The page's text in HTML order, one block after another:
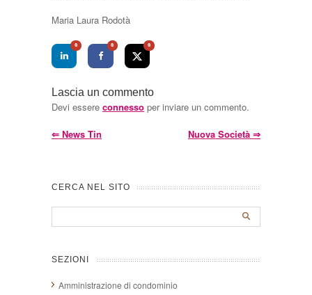
Maria Laura Rodotà
0 0 0
Lascia un commento
Devi essere connesso per inviare un commento.
⇐ News Tin Nuova Società ⇒
CERCA NEL SITO
SEZIONI
Amministrazione di condominio